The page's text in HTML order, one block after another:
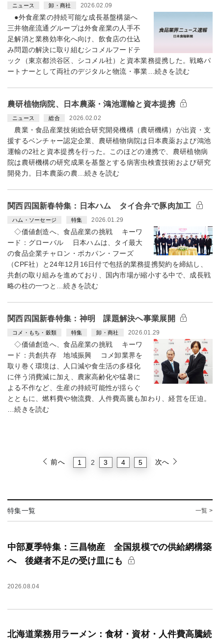
ニュース 卸・商社 2026.02.09
●外食産業の持続可能な成長基盤構築へ
三井物産流通グループは外食産業の人手不
足解消と業務効率化へ向け、飲食店の仕込
み問題の解決に取り組むシコメルフードテ
ック（東京都渋谷区、シコメル社）と資本業務提携した。戦略パ
ートナーとして両社のデジタルと物流・事業…続きを読む
農研植物病院、日本農薬・鴻池運輸と資本提携
ニュース 総合 2026.02.02
農業・食品産業技術総合研究開発機構（農研機構）が出資・支
援するベンチャー認定企業、農研植物病院は日本農薬および鴻池
運輸の2社と資本提携を行った。このほどの連携で、農研植物病
院は農研機構の研究成果を基盤とする病害虫検査技術および研究
開発力。日本農薬の農…続きを読む
関西四国新春特集：日本ハム タイ合弁で豚肉加工
ハム・ソーセージ 特集 2026.01.29
◇価値創造へ、食品産業の挑戦 キーワ
ード：グローバル 日本ハムは、タイ最大
の食品企業チャロン・ポカパン・フーズ
（CPF社）と24年12月16日付で包括的業務提携契約を締結し、
共創の取り組みを進めており、国内市場が縮小する中で、成長戦
略の柱の一つと…続きを読む
関西四国新春特集：神明 課題解決へ事業展開
コメ・もち・穀類 特集 卸・商社 2026.01.29
◇価値創造へ、食品産業の挑戦 キーワ
ード：共創共存 地域振興 コメ卸業界を
取り巻く環境は、人口減や食生活の多様化
に伴う消費減に加え、農家高齢化や猛暑に
よる不作など、生産の持続可能性が揺らぐ
とともに、燃料費や物流費、人件費高騰も加わり、経営を圧迫。
…続きを読む
前へ 1 2 3 4 5 次へ
特集一覧 一覧 >
中部夏季特集：三昌物産 全国規模での供給網構築
へ 後継者不足の受け皿にも
2026.08.04
北海道業務用ラーメン：食材・資材・人件費高騰続